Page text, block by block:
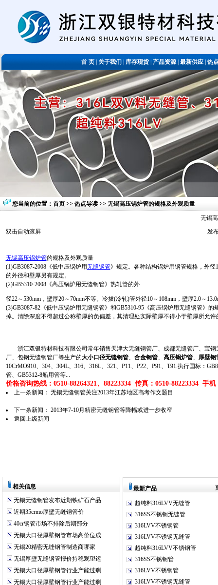
首 页关于我们库存现货|产品资源|最新供应|热
您当前的位置： 首页 >> 热点导读 >> 无锡高压锅炉管的规格及外观质量
无锡
双击自动滚屏
发
无锡高压锅炉管的规格及外观质量
(1)GB3087-2008《低中压锅炉用无缝钢管》规定。各种结构锅炉用钢管规格，外径
的外径和壁厚另有规定。
(2)GB5310-2008《高压锅炉用无缝钢管》热轧管的外
径22～530mm，壁厚20～70mm不等。冷拔(冷轧)管外径10～108mm，壁厚2.0～
(3)GB3087-82《低中压锅炉用无缝钢管》和GB5310-95《高压锅炉用无缝钢管》
掉。清除深度不得超过公称壁厚的负偏差，其清理处实际壁厚不得小于壁厚所允许
浙江双银特材科技有限公司常年销售天津大无缝钢管厂、成都无缝管厂、宝钢
厂、包钢无缝钢管厂等生产的大小口径无缝钢管、 合金钢管、 高压锅炉管、
厚壁钢
10CrMO910、304、304L、316、316L、321、P11、P22、P91、T91.执行国标：
管、GB5312-8船用管等...
价格咨询热线：0510-88264321、88223334 传真：0510-88223334 手机
上一条新闻： 无锡无缝钢管关注2013年江苏地区高考作文题目
下一条新闻： 2013年7-10月精密无缝钢管等降幅或进一步收窄
返回上级新闻
相关信息
无锡无缝钢管发布近期铁矿石产品
近期35crmo厚壁无缝钢管价
40cr钢管市场不排除后期部分
无锡大口径厚壁钢管市场高价位成
无锡20精密无缝钢管制造商哪家
无锡厚壁无缝钢管报价持稳观望运
无锡大口径厚壁钢管行业产能过剩
无锡大口径厚壁钢管行业产能过剩
最新产品
超纯料316LVV无缝管
316SS不锈钢无缝管
316LVV不锈钢管
316LVV不锈钢无缝管
超纯料316LVV不锈钢管
316SS不锈钢管
316LVV不锈钢管
316LVV不锈钢无缝管